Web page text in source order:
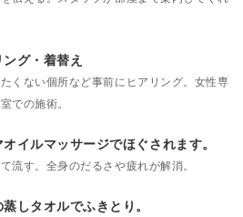
グ・着替え
くない個所など事前にヒアリング。女性専
での施術。
イルマッサージでほぐされます。
流す。全身のだるさや疲れが解消。
しタオルでふきとり。